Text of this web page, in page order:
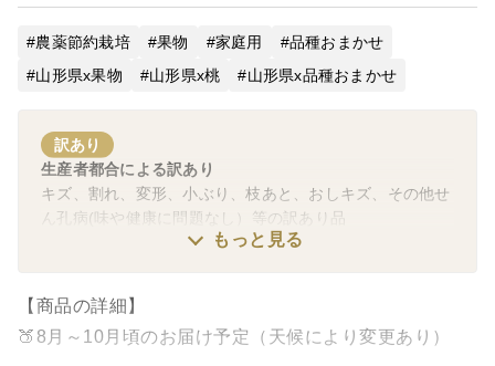
農薬節約栽培 果物 家庭用
品種おまかせ
山形県x果物
山形県x桃 山形県x品種おまかせ
訳あり
生産者都合による訳あり
キズ、割れ、変形、小ぶり、枝あと、おしキズ、その他せ
ん孔病(味や健康に問題なし）等の訳あり品
もっと見る
【商品の詳細】
🍑8月～10月頃のお届け予定（天候により変更あり）